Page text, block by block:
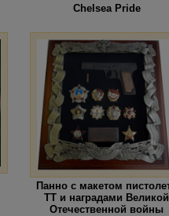
Chelsea Pride
Панно с макетом
ТТ и наградами Великой
Отечественной войны